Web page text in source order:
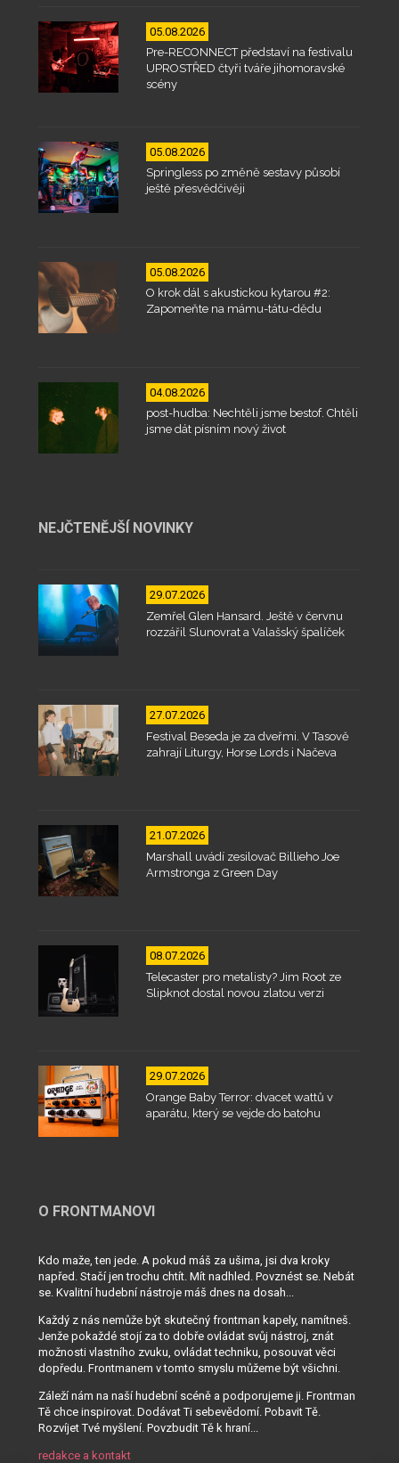
05.08.2026
Pre-RECONNECT představí na festivalu
UPROSTŘED čtyři tváře jihomoravské
scény
05.08.2026
Springless po změně sestavy působí
ještě přesvědčivěji
05.08.2026
O krok dál s akustickou kytarou #2:
Zapomeňte na mámu-tátu-dědu
04.08.2026
post-hudba: Nechtěli jsme bestof. Chtěli
jsme dát písním nový život
NEJČTENĚJŠÍ NOVINKY
29.07.2026
Zemřel Glen Hansard. Ještě v červnu
rozzářil Slunovrat a Valašský špalíček
27.07.2026
Festival Beseda je za dveřmi. V Tasově
zahrají Liturgy, Horse Lords i Načeva
21.07.2026
Marshall uvádí zesilovač Billieho Joe
Armstronga z Green Day
08.07.2026
Telecaster pro metalisty? Jim Root ze
Slipknot dostal novou zlatou verzi
29.07.2026
Orange Baby Terror: dvacet wattů v
aparátu, který se vejde do batohu
O FRONTMANOVI
Kdo maže, ten jede. A pokud máš za ušima, jsi dva kroky
napřed. Stačí jen trochu chtít. Mít nadhled. Povznést se. Nebát
se. Kvalitní hudební nástroje máš dnes na dosah...
Každý z nás nemůže být skutečný frontman kapely, namítneš.
Jenže pokaždé stojí za to dobře ovládat svůj nástroj, znát
možnosti vlastního zvuku, ovládat techniku, posouvat věci
dopředu. Frontmanem v tomto smyslu můžeme být všichni.
Záleží nám na naší hudební scéně a podporujeme ji. Frontman
Tě chce inspirovat. Dodávat Ti sebevědomí. Pobavit Tě.
Rozvíjet Tvé myšlení. Povzbudit Tě k hraní...
redakce a kontakt